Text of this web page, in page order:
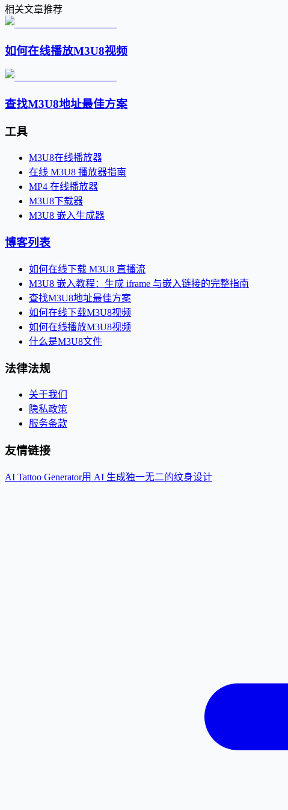
相关文章推荐
如何在线播放M3U8视频
查找M3U8地址最佳方案
工具
M3U8在线播放器
在线 M3U8 播放器指南
MP4 在线播放器
M3U8下载器
M3U8 嵌入生成器
博客列表
如何在线下载 M3U8 直播流
M3U8 嵌入教程：生成 iframe 与嵌入链接的完整指南
查找M3U8地址最佳方案
如何在线下载M3U8视频
如何在线播放M3U8视频
什么是M3U8文件
法律法规
关于我们
隐私政策
服务条款
友情链接
AI Tattoo Generator用 AI 生成独一无二的纹身设计